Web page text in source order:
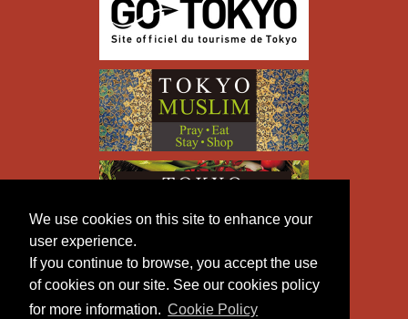
We use cookies on this site to enhance your
user experience.
If you continue to browse, you accept the use
of cookies on our site. See our cookies policy
for more information. Cookie Policy